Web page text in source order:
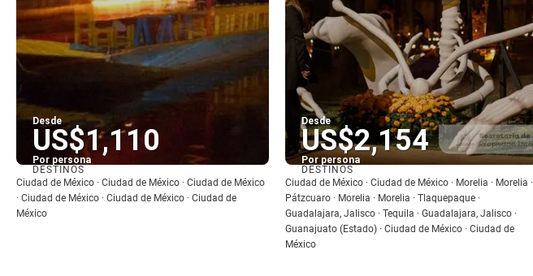
Desde
US$1,110
Por persona
Ver
DESTINOS
Ciudad de México · Ciudad de México · Ciudad de México
· Ciudad de México · Ciudad de México · Ciudad de
México
Desde
US$2,154
Por persona
Ver
DESTINOS
Ciudad de México · Ciudad de México · Morelia · Morelia ·
Pátzcuaro · Morelia · Morelia · Tlaquepaque ·
Guadalajara, Jalisco · Tequila · Guadalajara, Jalisco ·
Guanajuato (Estado) · Ciudad de México · Ciudad de
México